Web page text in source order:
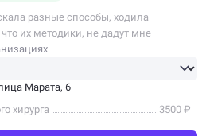
разные способы, ходила
их методики, не дадут мне
решила обратиться к хирургии.
Марата, 6
хирурга
3500 ₽